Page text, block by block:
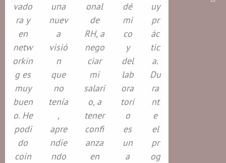
vado
ra y
en
netw
orkin
g es
muy
buen
o. He
podi
do
coin
una
nuev
a
visió
n
que
no
tenía
,
apre
ndie
ndo
onal
de
RH, a
nego
ciar
mi
salari
o, a
tener
confi
anza
en
dé
mi
co
y
del
lab
ora
tori
o
es
un
a
uy
pr
ác
tic
a.
Du
ra
nt
e
el
pr
og